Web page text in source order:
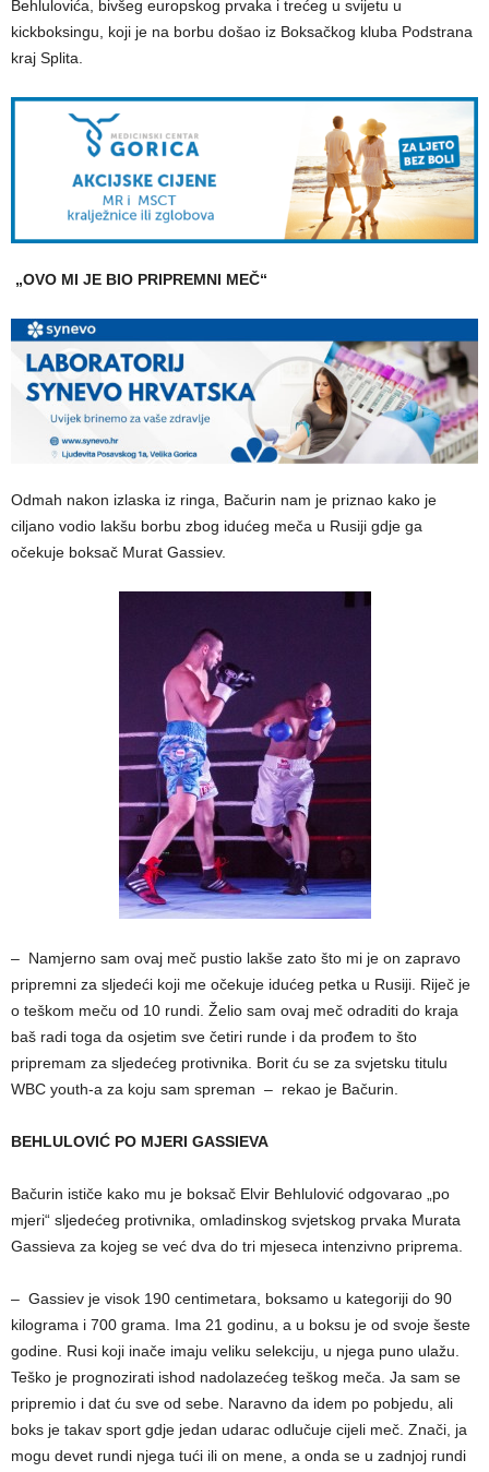
Behlulovića, bivšeg europskog prvaka i trećeg u svijetu u
kickboksingu, koji je na borbu došao iz Boksačkog kluba Podstrana
kraj Splita.
„OVO MI JE BIO PRIPREMNI MEČ“
Odmah nakon izlaska iz ringa, Bačurin nam je priznao kako je
ciljano vodio lakšu borbu zbog idućeg meča u Rusiji gdje ga
očekuje boksač Murat Gassiev.
– Namjerno sam ovaj meč pustio lakše zato što mi je on zapravo
pripremni za sljedeći koji me očekuje idućeg petka u Rusiji. Riječ je
o teškom meču od 10 rundi. Želio sam ovaj meč odraditi do kraja
baš radi toga da osjetim sve četiri runde i da prođem to što
pripremam za sljedećeg protivnika. Borit ću se za svjetsku titulu
WBC youth-a za koju sam spreman – rekao je Bačurin.
BEHLULOVIĆ PO MJERI GASSIEVA
Bačurin ističe kako mu je boksač Elvir Behlulović odgovarao „po
mjeri“ sljedećeg protivnika, omladinskog svjetskog prvaka Murata
Gassieva za kojeg se već dva do tri mjeseca intenzivno priprema.
– Gassiev je visok 190 centimetara, boksamo u kategoriji do 90
kilograma i 700 grama. Ima 21 godinu, a u boksu je od svoje šeste
godine. Rusi koji inače imaju veliku selekciju, u njega puno ulažu.
Teško je prognozirati ishod nadolazećeg teškog meča. Ja sam se
pripremio i dat ću sve od sebe. Naravno da idem po pobjedu, ali
boks je takav sport gdje jedan udarac odlučuje cijeli meč. Znači, ja
mogu devet rundi njega tući ili on mene, a onda se u zadnjoj rundi